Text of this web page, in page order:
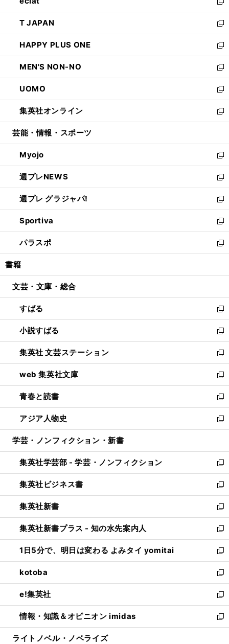
開
く
ウ
で
開
く
ィ
ン
ド
ウ
で
開
く
い
ウ
ィ
ン
ド
ウ
で
開
く
新
し
い
ウ
ィ
ン
ド
ウ
で
開
く
T JAPAN
新
し
い
ウ
ィ
ン
ド
ウ
で
開
HAPPY PLUS ONE
新
し
い
ウ
ィ
ン
ド
ウ
開
く
MEN'S NON-NO
新
し
い
ウ
ィ
ン
ウ
で
開
く
UOMO
新
し
い
ウ
ン
ド
ウ
で
開
く
集英社オンライン
新
し
ウ
ィ
ン
ド
ウ
で
開
く
芸能・情報・スポーツ
Myojo
新
し
い
ウ
ィ
ン
ド
ウ
で
開
週プレNEWS
新
し
い
ウ
ィ
ン
ド
ウ
開
週プレ グラジャパ!
新
し
い
ウ
ィ
ン
ウ
開
く
Sportiva
新
し
い
ウ
ン
ウ
で
開
く
パラスポ
新
し
ウ
ン
ド
ウ
で
開
く
書籍
文芸・文庫・総合
すばる
新
し
い
ウ
ィ
ン
ド
ウ
で
開
く
小説すばる
新
し
い
ウ
ィ
ン
ド
ウ
で
開
集英社 文芸ステーション
新
し
い
ウ
ィ
ン
ド
ウ
開
く
web 集英社文庫
新
し
い
ウ
ィ
ン
ウ
で
開
く
青春と読書
新
し
い
ウ
ン
ド
ウ
で
開
く
アジア人物史
新
し
ウ
ィ
ン
ド
ウ
で
開
く
学芸・ノンフィクション・新書
集英社学芸部 - 学芸・ノンフィクション
新
し
い
ウ
ィ
ン
ド
ウ
で
開
く
集英社ビジネス書
新
し
い
ウ
ィ
ン
ド
ウ
で
開
く
集英社新書
新
し
い
ウ
ィ
ン
ド
ウ
で
開
く
集英社新書プラス - 知の水先案内人
新
し
い
ウ
ィ
ン
ド
ウ
で
開
1日5分で、明日は変わる よみタイ yomitai
新
し
い
ウ
ィ
ン
ド
ウ
kotoba
新
し
い
ウ
ィ
ン
e!集英社
新
し
い
ウ
情報・知識＆オピニオン imidas
新
し
ライトノベル・ノベライズ